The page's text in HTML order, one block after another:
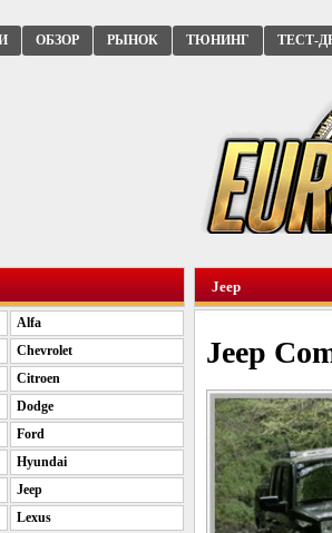
ОБЗОР РЫНОК ТЮНИНГ ТЕСТ-
Jeep
Jeep
Alfa
Chevrolet
Citroen
Dodge
Ford
Hyundai
Jeep
Lexus